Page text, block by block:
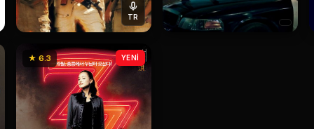
TR
★ 6.3 YENİ